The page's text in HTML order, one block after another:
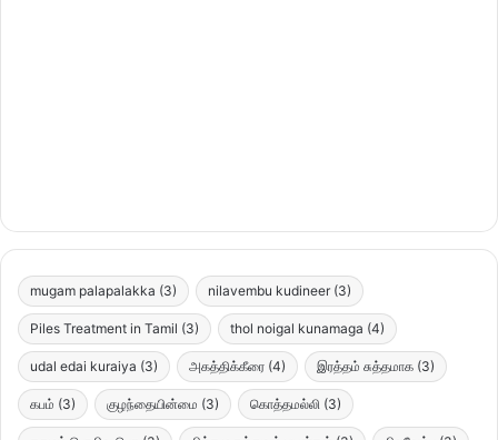
mugam palapalakka (3) nilavembu kudineer (3)
Piles Treatment in Tamil (3) thol noigal kunamaga (4)
udal edai kuraiya (3) அகத்திக்கீரை (4) இரத்தம் சுத்தமாக (3)
கபம் (3) குழந்தையின்மை (3) கொத்தமல்லி (3)